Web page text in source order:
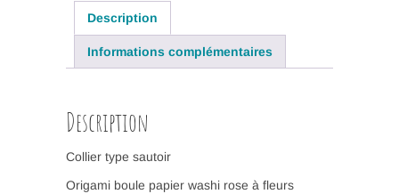
Description
Informations complémentaires
Description
Collier type sautoir
Origami boule papier washi rose à fleurs